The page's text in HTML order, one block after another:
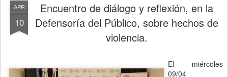
APR
10
Encuentro de diálogo y reflexión, en la
Defensoría del Público, sobre hechos de
violencia.
El miércoles
09/04